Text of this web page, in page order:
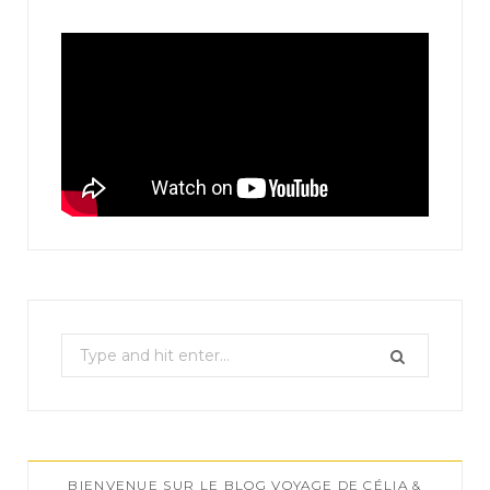
e
c
BIENVENUE SUR LE BLOG VOYAGE DE CÉLIA &